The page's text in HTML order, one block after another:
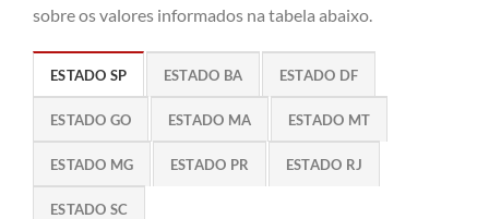
sobre os valores informados na tabela abaixo.
ESTADO SP ESTADO BA ESTADO DF
ESTADO GO ESTADO MA ESTADO MT
ESTADO MG ESTADO PR ESTADO RJ
ESTADO SC